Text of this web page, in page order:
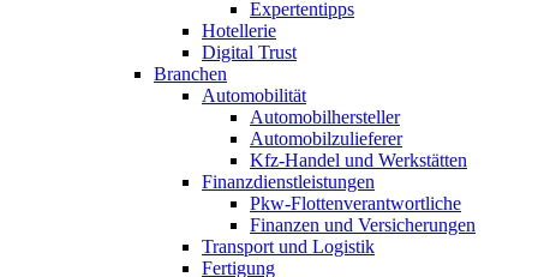
Expertentipps
Hotellerie
Digital Trust
Branchen
Automobilität
Automobilhersteller
Automobilzulieferer
Kfz-Handel und Werkstätten
Finanzdienstleistungen
Pkw‑Flottenverantwortliche
Finanzen und Versicherungen
Transport und Logistik
Fertigung